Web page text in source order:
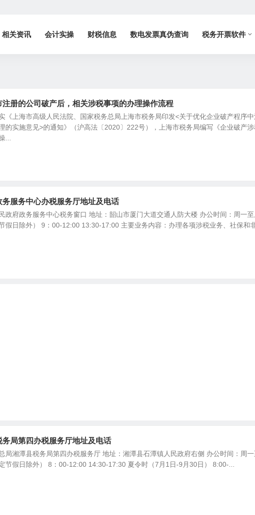
相关资讯 会计实操 财税信息 数电发票真伪查询 税务开票软件
注册的公司破产后，相关涉税事项的办理操作流程
《上海市高级人民法院、国家税务总局上海市税务局印发<关于优化企业破产程序
的实施意见>的通知》（沪高法〔2020〕222号），上海市税务局编写《企业破产
...
务服务中心办税服务厅地址及电话
政府政务服务中心税务窗口 地址：韶山市厦门大道交通人防大楼 办公时间：周一
假日除外） 9：00-12:00 13:30-17:00 主要业务内容：办理各项涉税业务、社保和
务局第四办税服务厅地址及电话
局湘潭县税务局第四办税服务厅 地址：湘潭县石潭镇人民政府右侧 办公时间：周
节假日除外） 8：00-12:00 14:30-17:30 夏令时（7月1日-9月30日） 8:00-...